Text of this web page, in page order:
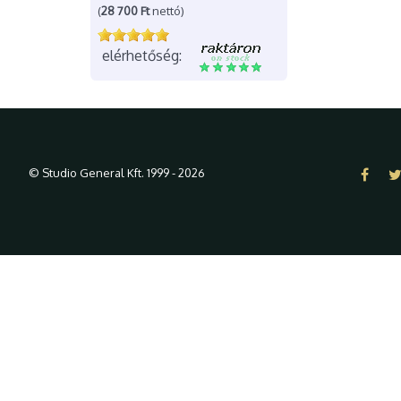
(28 700 Ftnettó)
elérhetőség:
© Studio General Kft. 1999 - 2026